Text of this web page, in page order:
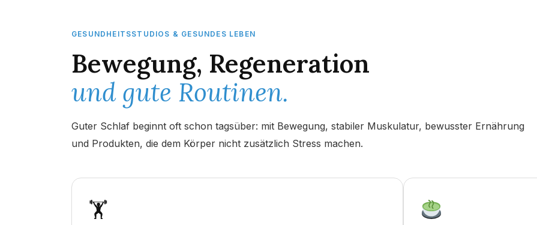
GESUNDHEITSSTUDIOS & GESUNDES LEBEN
Bewegung, Regeneration
und gute Routinen.
Guter Schlaf beginnt oft schon tagsüber: mit Bewegung, stabiler Muskulatur, bewusster Ernährung
und Produkten, die dem Körper nicht zusätzlich Stress machen.
🏋️
Daten an Drittanbieter weitergegeben werden.